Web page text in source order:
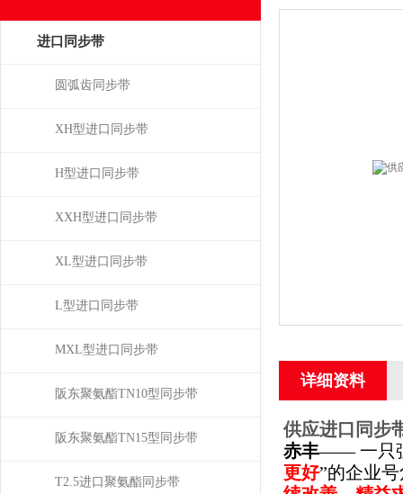
进口同步带
圆弧齿同步带
XH型进口同步带
H型进口同步带
XXH型进口同步带
XL型进口同步带
L型进口同步带
MXL型进口同步带
阪东聚氨酯TN10型同步带
阪东聚氨酯TN15型同步带
T2.5进口聚氨酯同步带
详细资料
供应进口同步
赤丰—— 一只
更好”的企业